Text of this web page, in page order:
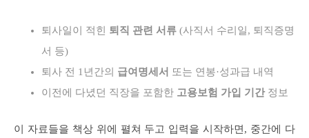
퇴사일이 적힌 퇴직 관련 서류 (사직서 수리일, 퇴직증명
서 등)
퇴사 전 1년간의 급여명세서 또는 연봉·성과급 내역
이전에 다녔던 직장을 포함한 고용보험 가입 기간정보
이 자료들을 책상 위에 펼쳐 두고 입력을 시작하면, 중간에 다